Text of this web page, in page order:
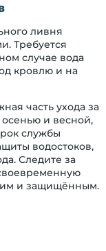
ливня
Требуется
случае вода
кровлю и на
часть ухода за
и весной,
службы
водостоков,
Следите за
и защищённым.